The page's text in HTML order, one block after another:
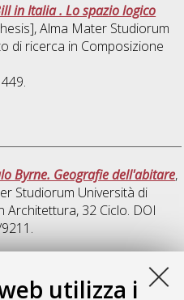
utilizza i
in Italia . Lo spazio logico
Alma Mater Studiorum
di ricerca in Composizione
Byrne. Geografie dell'abitare,
Studiorum Università di
Architettura, 32 Ciclo. DOI